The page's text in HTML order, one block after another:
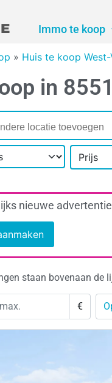
Immo te koop
» Huis te koop
in
Prijs
nieuwe
staan bovenaan de
€